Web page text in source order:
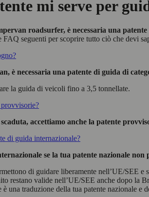
mi serve per
roadsurfer, è necessaria una
FAQ seguenti per scoprire tutto ciò che devi
è necessaria una patente di guida di
la guida di veicoli fino a 3,5 tonnellate.
provvisorie?
scaduta, accettiamo anche la patente
di guida internazionale?
se la tua patente nazionale
di guidare liberamente nell’UE/SEE
restano valide nell’UE/SEE anche dopo la
una traduzione della tua patente nazionale e